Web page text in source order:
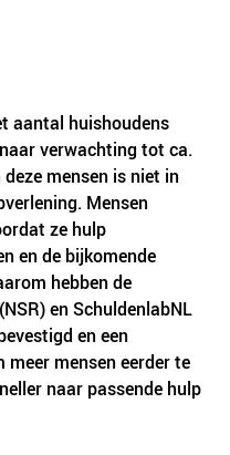
aantal huishoudens
verwachting tot ca.
mensen is niet in
Mensen
ze hulp
en de bijkomende
hebben de
en SchuldenlabNL
en een
mensen eerder te
naar passende hulp